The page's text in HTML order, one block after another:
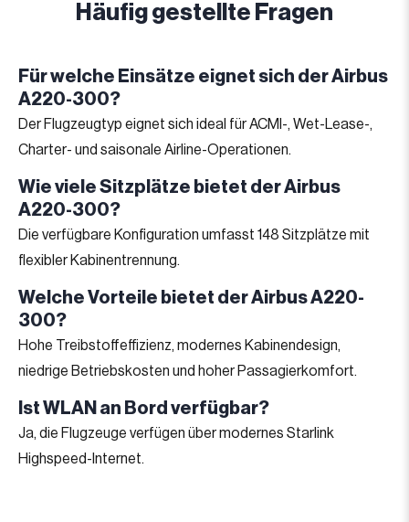
Häufig gestellte Fragen
Für welche Einsätze eignet sich der Airbus
A220-300?
Der Flugzeugtyp eignet sich ideal für ACMI-, Wet-Lease-,
Charter- und saisonale Airline-Operationen.
Wie viele Sitzplätze bietet der Airbus
A220-300?
Die verfügbare Konfiguration umfasst 148 Sitzplätze mit
flexibler Kabinentrennung.
Welche Vorteile bietet der Airbus A220-
300?
Hohe Treibstoffeffizienz, modernes Kabinendesign,
niedrige Betriebskosten und hoher Passagierkomfort.
Ist WLAN an Bord verfügbar?
Ja, die Flugzeuge verfügen über modernes Starlink
Highspeed-Internet.